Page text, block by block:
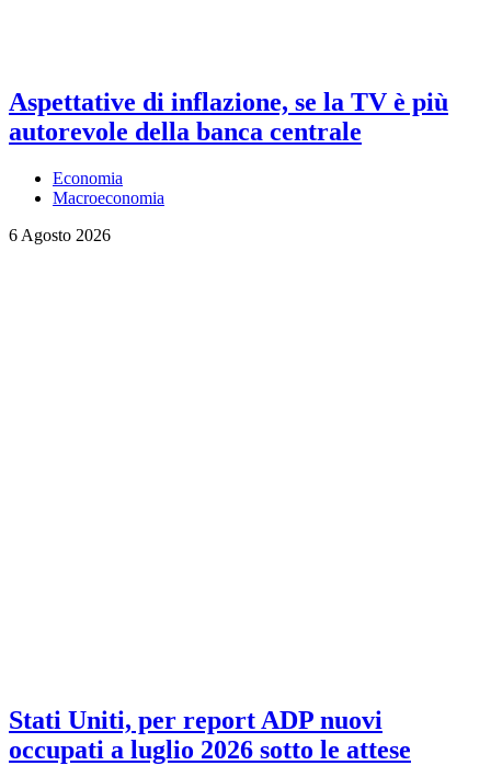
Aspettative di inflazione, se la TV è più
autorevole della banca centrale
Economia
Macroeconomia
6 Agosto 2026
Stati Uniti, per report ADP nuovi
occupati a luglio 2026 sotto le attese